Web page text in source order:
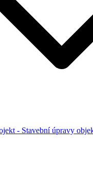
- Stavební úpravy